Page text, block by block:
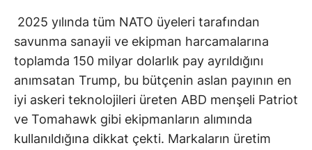
2025 yılında tüm NATO üyeleri tarafından
savunma sanayii ve ekipman harcamalarına
toplamda 150 milyar dolarlık pay ayrıldığını
anımsatan Trump, bu bütçenin aslan payının en
iyi askeri teknolojileri üreten ABD menşeli Patriot
ve Tomahawk gibi ekipmanların alımında
kullanıldığına dikkat çekti. Markaların üretim